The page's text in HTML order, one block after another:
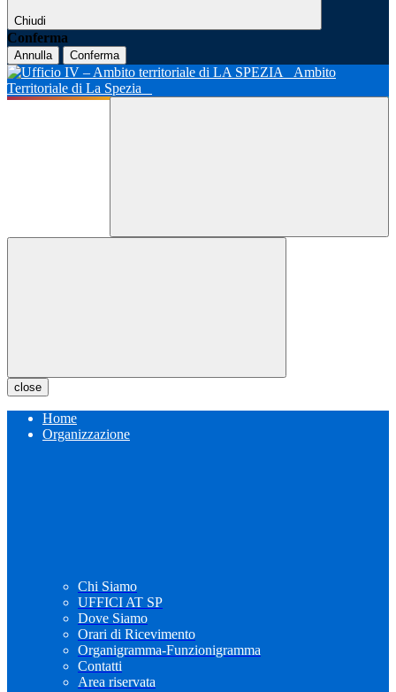
Chiudi
Conferma
Annulla Conferma
Ambito
Territoriale di La Spezia
close
Home
Organizzazione
Chi Siamo
UFFICI AT SP
Dove Siamo
Orari di Ricevimento
Organigramma-Funzionigramma
Contatti
Area riservata